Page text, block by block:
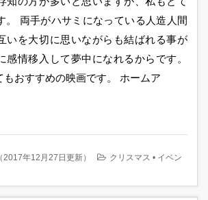
。 両手がハサミになっている人造人間
いを大切に思いながらも結ばれる事が
感情移入して夢中になれるからです。
もおすすめの映画です。 ホームア
（2017年12月27日更新） クリスマス • イベン